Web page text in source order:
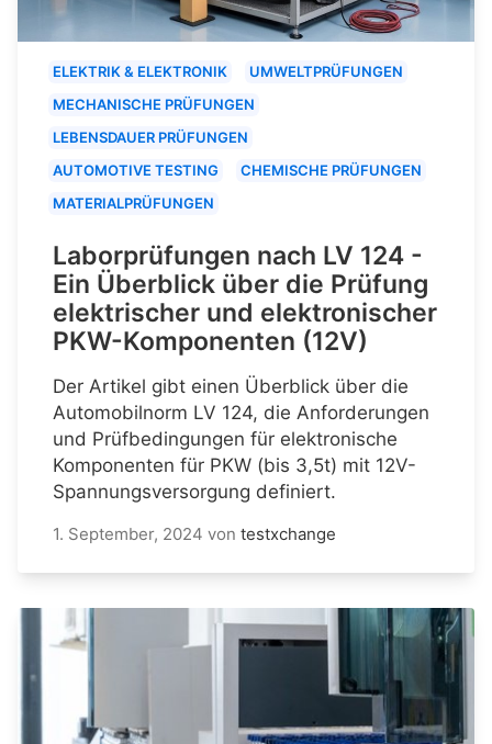
ELEKTRIK & ELEKTRONIK
UMWELTPRÜFUNGEN
MECHANISCHE PRÜFUNGEN
LEBENSDAUER PRÜFUNGEN
AUTOMOTIVE TESTING
CHEMISCHE PRÜFUNGEN
MATERIALPRÜFUNGEN
Laborprüfungen nach LV 124 -
Ein Überblick über die Prüfung
elektrischer und elektronischer
PKW-Komponenten (12V)
Der Artikel gibt einen Überblick über die
Automobilnorm LV 124, die Anforderungen
und Prüfbedingungen für elektronische
Komponenten für PKW (bis 3,5t) mit 12V-
Spannungsversorgung definiert.
1. September, 2024 von testxchange